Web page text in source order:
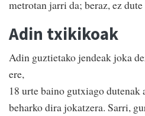
metrotan jarri da; beraz, ez
Adin txikikoak
Adin guztietako jendeak joka
ere,
18 urte baino gutxiago
beharko dira jokatzera. Sarri,